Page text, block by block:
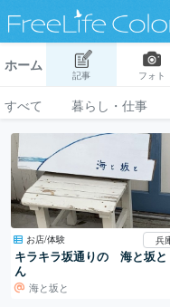
ホーム
記事 フォト
すべて 暮らし・仕事
お店/体験 兵
キラキラ坂通りの 海と坂
ん
海と坂と